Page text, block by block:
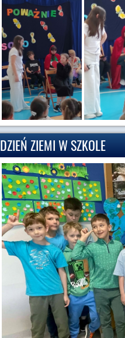
DZIEŃ ZIEMI W SZKOLE